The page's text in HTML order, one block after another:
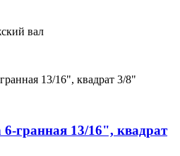
вал
6-гранная 13/16", квадрат